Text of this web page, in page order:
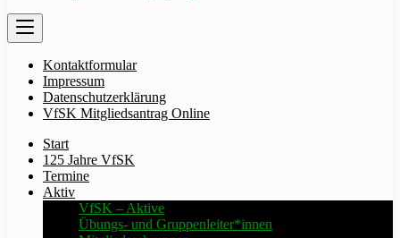
Kontaktformular
Impressum
Datenschutzerklärung
VfSK Mitgliedsantrag Online
Start
125 Jahre VfSK
Termine
Aktiv
VfSK – Aktive
Übungs- und Gruppenleiter*innen